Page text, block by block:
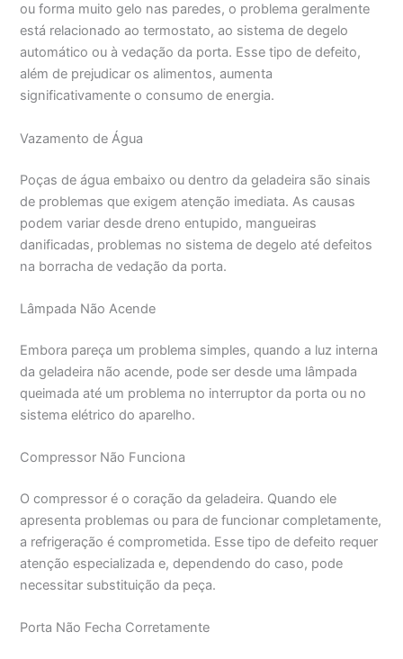
ou forma muito gelo nas paredes, o problema geralmente
está relacionado ao termostato, ao sistema de degelo
automático ou à vedação da porta. Esse tipo de defeito,
além de prejudicar os alimentos, aumenta
significativamente o consumo de energia.
Vazamento de Água
Poças de água embaixo ou dentro da geladeira são sinais
de problemas que exigem atenção imediata. As causas
podem variar desde dreno entupido, mangueiras
danificadas, problemas no sistema de degelo até defeitos
na borracha de vedação da porta.
Lâmpada Não Acende
Embora pareça um problema simples, quando a luz interna
da geladeira não acende, pode ser desde uma lâmpada
queimada até um problema no interruptor da porta ou no
sistema elétrico do aparelho.
Compressor Não Funciona
O compressor é o coração da geladeira. Quando ele
apresenta problemas ou para de funcionar completamente,
a refrigeração é comprometida. Esse tipo de defeito requer
atenção especializada e, dependendo do caso, pode
necessitar substituição da peça.
Porta Não Fecha Corretamente